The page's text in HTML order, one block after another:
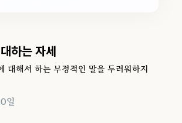
하는 자세
대해서 하는 부정적인 말을 두려워하지
일